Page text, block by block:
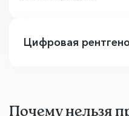
Цифровая
Почему нельзя